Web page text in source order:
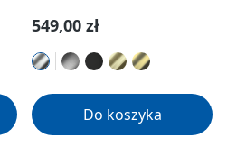
Cena regularna:
549,00 zł
Do koszyka